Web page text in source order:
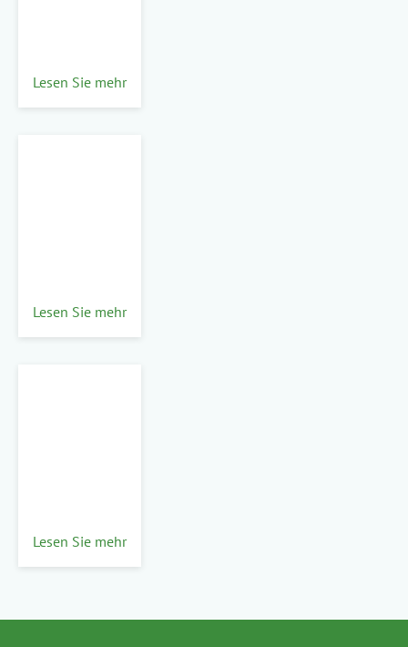
Lesen Sie mehr
Lesen Sie mehr
Lesen Sie mehr